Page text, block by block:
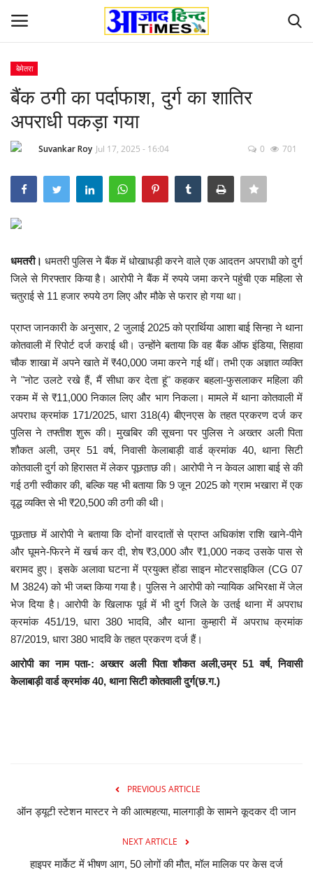
Home
Contact
देश-विदेश
छत्तीसगढ़ राज्य
दुनिया
मनोरंजन
सेहत
धर्म
करियर
राशिफल
बिजनेस
फोटो
वीडियो
बेमेतरा
बैंक ठगी का पर्दाफाश, दुर्ग का शातिर
अपराधी पकड़ा गया
Suvankar Roy Jul 17, 2025 - 16:04 0 701
धमतरी। धमतरी पुलिस ने बैंक में धोखाधड़ी करने वाले एक आदतन अपराधी को दुर्ग
जिले से गिरफ्तार किया है। आरोपी ने बैंक में रुपये जमा करने पहुंची एक महिला से
चतुराई से 11 हजार रुपये ठग लिए और मौके से फरार हो गया था।
प्राप्त जानकारी के अनुसार, 2 जुलाई 2025 को प्रार्थिया आशा बाई सिन्हा ने थाना
कोतवाली में रिपोर्ट दर्ज कराई थी। उन्होंने बताया कि वह बैंक ऑफ इंडिया, सिहावा
चौक शाखा में अपने खाते में ₹40,000 जमा करने गई थीं। तभी एक अज्ञात व्यक्ति
ने "नोट उलटे रखे हैं, मैं सीधा कर देता हूं" कहकर बहला-फुसलाकर महिला की
रकम में से ₹11,000 निकाल लिए और भाग निकला। मामले में थाना कोतवाली में
अपराध क्रमांक 171/2025, धारा 318(4) बीएनएस के तहत प्रकरण दर्ज कर
पुलिस ने तफ्तीश शुरू की। मुखबिर की सूचना पर पुलिस ने अख्तर अली पिता
शौकत अली, उम्र 51 वर्ष, निवासी केलाबाड़ी वार्ड क्रमांक 40, थाना सिटी
कोतवाली दुर्ग को हिरासत में लेकर पूछताछ की। आरोपी ने न केवल आशा बाई से की
गई ठगी स्वीकार की, बल्कि यह भी बताया कि 9 जून 2025 को ग्राम भखारा में एक
वृद्ध व्यक्ति से भी ₹20,500 की ठगी की थी।
पूछताछ में आरोपी ने बताया कि दोनों वारदातों से प्राप्त अधिकांश राशि खाने-पीने
और घूमने-फिरने में खर्च कर दी, शेष ₹3,000 और ₹1,000 नकद उसके पास से
बरामद हुए। इसके अलावा घटना में प्रयुक्त होंडा साइन मोटरसाइकिल (CG 07
M 3824) को भी जब्त किया गया है। पुलिस ने आरोपी को न्यायिक अभिरक्षा में जेल
भेज दिया है। आरोपी के खिलाफ पूर्व में भी दुर्ग जिले के उतई थाना में अपराध
क्रमांक 451/19, धारा 380 भादवि, और थाना कुम्हारी में अपराध क्रमांक
87/2019, धारा 380 भादवि के तहत प्रकरण दर्ज हैं।
आरोपी का नाम पता-: अख्तर अली पिता शौकत अली,उम्र 51 वर्ष, निवासी
केलाबाड़ी वार्ड क्रमांक 40, थाना सिटी कोतवाली दुर्ग(छ.ग.)
PREVIOUS ARTICLE
ऑन ड्यूटी स्टेशन मास्टर ने की आत्महत्या, मालगाड़ी के सामने कूदकर दी जान
NEXT ARTICLE
हाइपर मार्केट में भीषण आग, 50 लोगों की मौत, मॉल मालिक पर केस दर्ज